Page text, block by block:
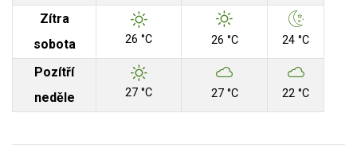
Zítra
sobota
26 °C 26 °C 24 °C
Pozítří
neděle
27 °C 27 °C 22 °C